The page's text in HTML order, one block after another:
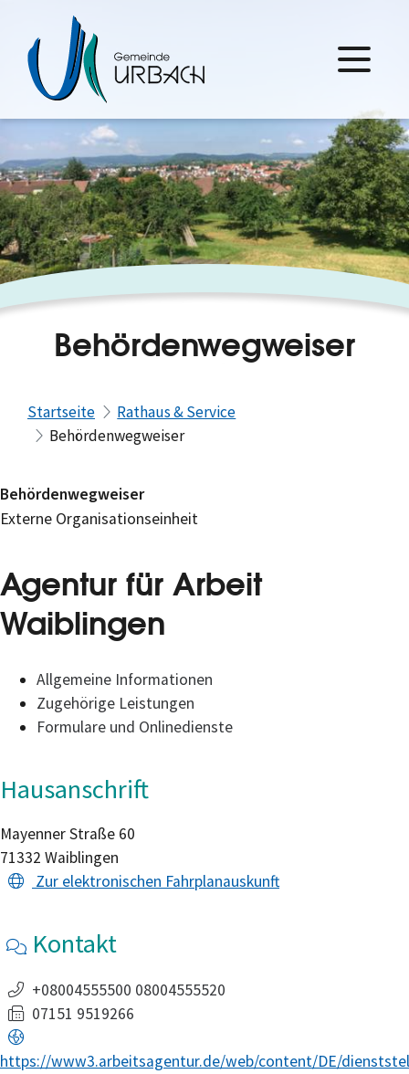
Behördenwegweiser
Startseite
Rathaus & Service
Behördenwegweiser
Behördenwegweiser
Externe Organisationseinheit
Agentur für Arbeit
Waiblingen
Allgemeine Informationen
Zugehörige Leistungen
Formulare und Onlinedienste
Hausanschrift
Mayenner Straße 60
71332 Waiblingen
Zur elektronischen Fahrplanauskunft
Kontakt
+08004555500 08004555520
07151 9519266
https://www3.arbeitsagentur.de/web/content/DE/